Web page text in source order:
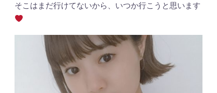
そこはまだ行けてないから、いつか行こうと思います